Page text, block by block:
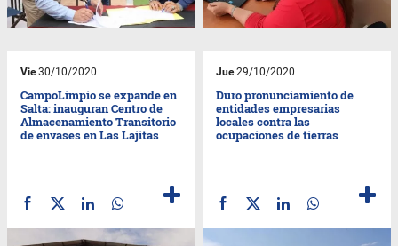
Vie30/10/2020
CampoLimpio se expande en
Salta: inauguran Centro de
Almacenamiento Transitorio
de envases en Las Lajitas
Jue29/10/2020
Duro pronunciamiento de
entidades empresarias
locales contra las
ocupaciones de tierras